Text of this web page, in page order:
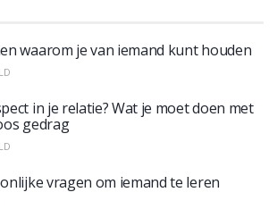
waarom je van iemand kunt houden
in je relatie? Wat je moet doen met
gedrag
vragen om iemand te leren